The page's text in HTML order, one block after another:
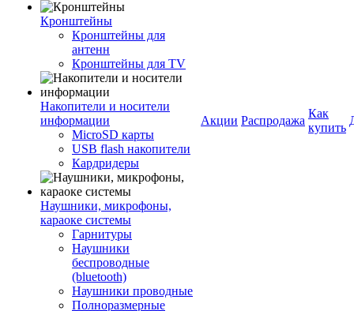
Кронштейны
Кронштейны для
антенн
Кронштейны для TV
Накопители и носители
информации
MicroSD карты
USB flash накопители
Кардридеры
Наушники, микрофоны,
караоке системы
Гарнитуры
Наушники
беспроводные
(bluetooth)
Наушники проводные
Полноразмерные
Акции Распродажа
Как
купить